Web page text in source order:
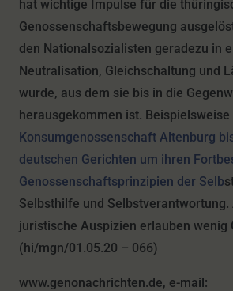
hat wichtige Impulse für die
Genossenschaftsbewegung
den Nationalsozialisten geradezu in
Neutralisation, Gleichschaltung und
wurde, aus dem sie bis in die
herausgekommen ist.
Konsumgenossenschaft Altenburg
deutschen Gerichten um ihren
Genossenschaftsprinzipien der Selb
Selbsthilfe und Selbstverantwortung.
juristische Auspizien erlauben wenig
(hi/mgn/01.05.20 – 066)
www.genonachrichten.de, e-mail: